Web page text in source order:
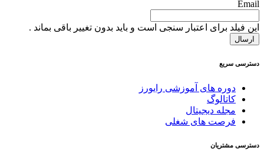
Email
این فیلد برای اعتبار سنجی است و باید بدون تغییر باقی بماند .
دسترسی سریع
دوره های آموزشی رایورز
کاتالوگ
مجله دیجیتال
فرصت های شغلی
دسترسی مشتریان